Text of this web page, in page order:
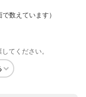
数えています）
てください。